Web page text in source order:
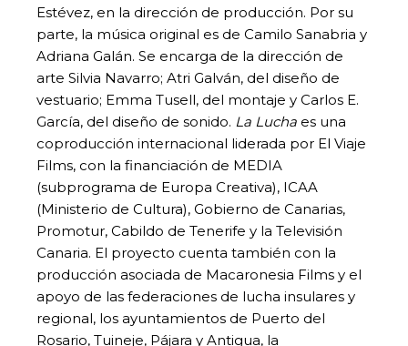
Estévez, en la dirección de producción. Por su
parte, la música original es de Camilo Sanabria y
Adriana Galán. Se encarga de la dirección de
arte Silvia Navarro; Atri Galván, del diseño de
vestuario; Emma Tusell, del montaje y Carlos E.
García, del diseño de sonido. La Lucha es una
coproducción internacional liderada por El Viaje
Films, con la financiación de MEDIA
(subprograma de Europa Creativa), ICAA
(Ministerio de Cultura), Gobierno de Canarias,
Promotur, Cabildo de Tenerife y la Televisión
Canaria. El proyecto cuenta también con la
producción asociada de Macaronesia Films y el
apoyo de las federaciones de lucha insulares y
regional, los ayuntamientos de Puerto del
Rosario, Tuineje, Pájara y Antigua, la